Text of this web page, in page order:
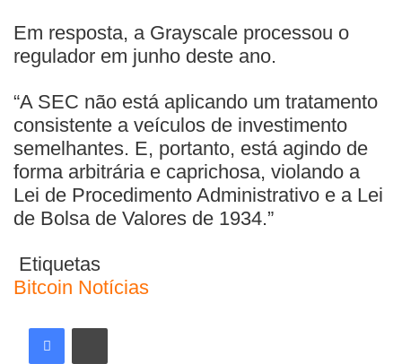
Em resposta, a Grayscale processou o
regulador em junho deste ano.
“A SEC não está aplicando um tratamento
consistente a veículos de investimento
semelhantes. E, portanto, está agindo de
forma arbitrária e caprichosa, violando a
Lei de Procedimento Administrativo e a Lei
de Bolsa de Valores de 1934.”
Etiquetas
Bitcoin Notícias